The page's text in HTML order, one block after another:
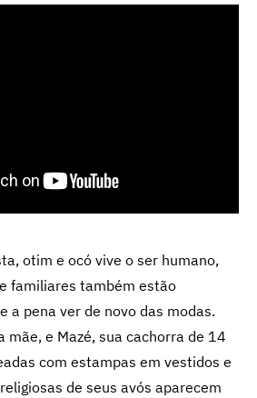
otim e ocó vive o ser humano,
familiares também estão
a pena ver de novo das modas.
mãe, e Mazé, sua cachorra de 14
com estampas em vestidos e
de seus avós aparecem